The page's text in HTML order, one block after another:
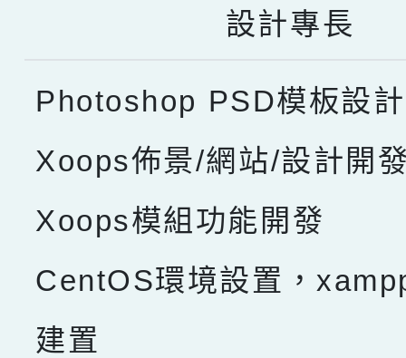
設計專長
Photoshop PSD模板設計
Xoops佈景/網站/設計開
Xoops模組功能開發
CentOS環境設置，
建置